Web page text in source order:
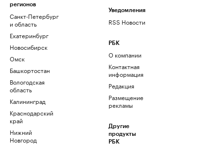
регионов
Санкт-Петербург
и область
Екатеринбург
Новосибирск
Омск
Башкортостан
Вологодская
область
Калининград
Краснодарский
край
Нижний
Новгород
Уведомления
RSS Новости
РБК
О компании
Контактная
информация
Редакция
Размещение
рекламы
Другие
продукты
РБК